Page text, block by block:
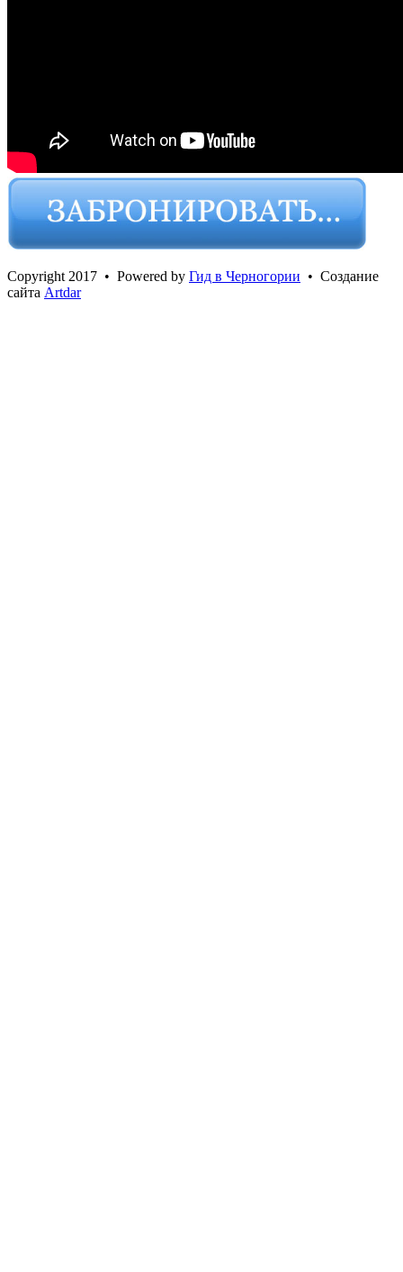
Сopyright 2017 • Powered by Гид в Черногории • Создание
сайта Artdar